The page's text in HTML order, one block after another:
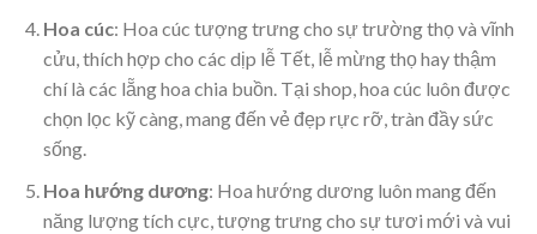
Hoa cúc: Hoa cúc tượng trưng cho sự trường thọ và vĩnh
cửu, thích hợp cho các dịp lễ Tết, lễ mừng thọ hay thậm
chí là các lẵng hoa chia buồn. Tại shop, hoa cúc luôn được
chọn lọc kỹ càng, mang đến vẻ đẹp rực rỡ, tràn đầy sức
sống.
Hoa hướng dương: Hoa hướng dương luôn mang đến
năng lượng tích cực, tượng trưng cho sự tươi mới và vui